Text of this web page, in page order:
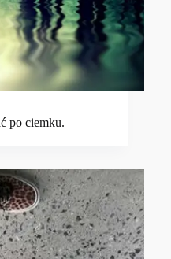
po ciemku.